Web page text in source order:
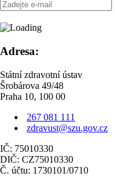
Adresa:
Státní zdravotní ústav
Šrobárova 49/48
Praha 10, 100 00
267 081 111
zdravust@szu.gov.cz
IČ: 75010330
DIČ: CZ75010330
Č. účtu: 1730101/0710